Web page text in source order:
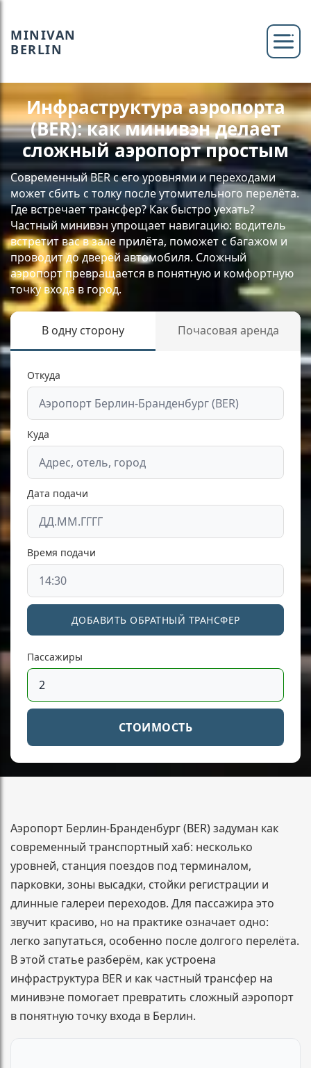
MINIVAN
BERLIN
Инфраструктура аэропорта
(BER): как минивэн делает
сложный аэропорт простым
Современный BER с его уровнями и переходами
может сбить с толку после утомительного перелёта.
Где встречает трансфер? Как быстро уехать?
Частный минивэн упрощает навигацию: водитель
встретит вас в зале прилёта, поможет с багажом и
проводит до дверей автомобиля. Сложный
аэропорт превращается в понятную и комфортную
точку входа в город.
В одну сторону Почасовая аренда
Откуда
Куда
Дата подачи
Время подачи
ДОБАВИТЬ ОБРАТНЫЙ ТРАНСФЕР
Пассажиры
СТОИМОСТЬ
Аэропорт Берлин-Бранденбург (BER) задуман как
современный транспортный хаб: несколько
уровней, станция поездов под терминалом,
парковки, зоны высадки, стойки регистрации и
длинные галереи переходов. Для пассажира это
звучит красиво, но на практике означает одно:
легко запутаться, особенно после долгого перелёта.
В этой статье разберём, как устроена
инфраструктура BER и как частный трансфер на
минивэне помогает превратить сложный аэропорт
в понятную точку входа в Берлин.